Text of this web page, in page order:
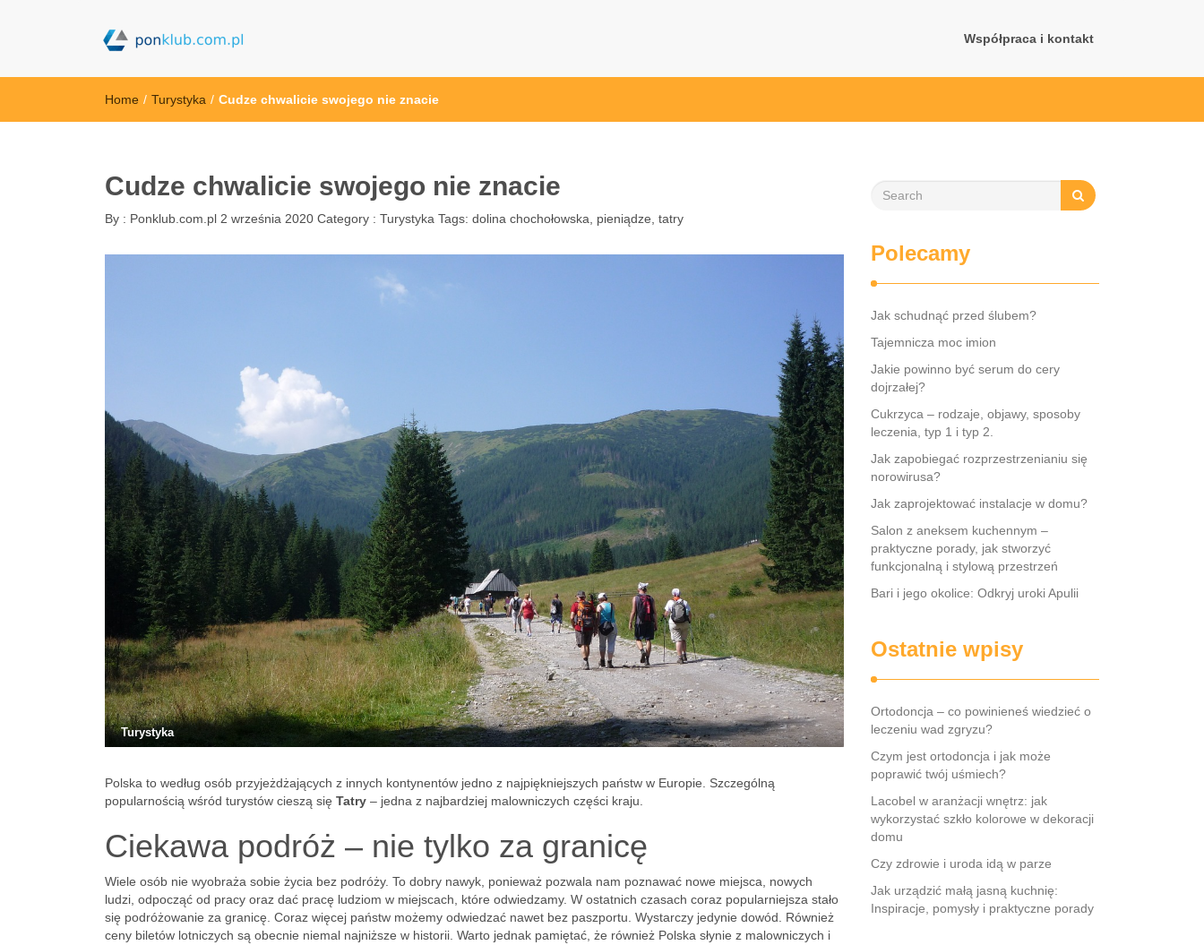
Współpraca i kontakt
Home / Turystyka / Cudze chwalicie swojego nie znacie
Cudze chwalicie swojego nie znacie
By : Ponklub.com.pl 2 września 2020 Category : Turystyka Tags: dolina chochołowska pieniądze tatry
Turystyka
Polska to według osób przyjeżdżających z innych kontynentów jedno z najpiękniejszych państw w Europie. Szczególną
popularnością wśród turystów cieszą się Tatry – jedna z najbardziej malowniczych części kraju.
Ciekawa podróż – nie tylko za granicę
Wiele osób nie wyobraża sobie życia bez podróży. To dobry nawyk, ponieważ pozwala nam poznawać nowe miejsca, nowych
ludzi, odpocząć od pracy oraz dać pracę ludziom w miejscach, które odwiedzamy. W ostatnich czasach coraz popularniejsza stało
się podróżowanie za granicę. Coraz więcej państw możemy odwiedzać nawet bez paszportu. Wystarczy jedynie dowód. Również
ceny biletów lotniczych są obecnie niemal najniższe w historii. Warto jednak pamiętać, że również Polska słynie z malowniczych i
Polecamy
Jak schudnąć przed ślubem?
Tajemnicza moc imion
Jakie powinno być serum do cery
dojrzałej?
Cukrzyca – rodzaje, objawy, sposoby
leczenia, typ 1 i typ 2.
Jak zapobiegać rozprzestrzenianiu się
norowirusa?
Jak zaprojektować instalacje w domu?
Salon z aneksem kuchennym –
praktyczne porady, jak stworzyć
funkcjonalną i stylową przestrzeń
Bari i jego okolice: Odkryj uroki Apulii
Ostatnie wpisy
Ortodoncja – co powinieneś wiedzieć o
leczeniu wad zgryzu?
Czym jest ortodoncja i jak może
poprawić twój uśmiech?
Lacobel w aranżacji wnętrz: jak
wykorzystać szkło kolorowe w dekoracji
domu
Czy zdrowie i uroda idą w parze
Jak urządzić małą jasną kuchnię:
Inspiracje, pomysły i praktyczne porady